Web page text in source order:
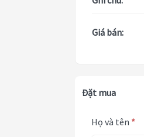
Giá bán:
Đặt mua
Họ và tên *